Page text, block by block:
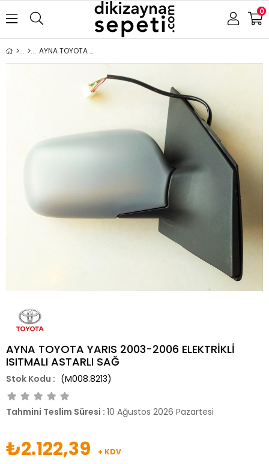
0
AYNA TOYOTA YARIS 2003-2006 ELEKTRİKLİ ISITMALI ASTARLI SAĞ
AYNA TOYOTA YARIS 2003-2006 ELEKTRİKLİ
ISITMALI ASTARLI SAĞ
(M008.8213)
Tahmini Teslim Süresi : 10 Ağustos 2026 Pazartesi
₺2.122,39 + KDV